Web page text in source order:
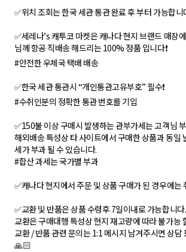
✅위치 조회는 한국 세관 통관 완료 후 부터 가능합니
✅세레나’s 캐투코 마켓은 캐나다 현지 브랜드 매장
님께 항공 직배송 해드리는 100% 정품 입니다❗
#안전한 우체국 택배 배송
✅한국 세관 통관시 “개인통관고유부호” 필수❗
#수취인분의 정확한 통관 번호를 기입
✅150불 이상 구매시 발생하는 관부가세는 고객님
해외배송 특성상 타 사이트에서 구매한 상품과 동일
세가 부과 될 수 있습니다.
#합산 과세는 국가별 부과
✅캐나다 현지에서 주문 및 상품 구매가 된 경우에는
✅교환 및 반품은 상품 수령후 7일이내로 가능합니다.
교환은 구매대행 특성상 현지 재고량에 따라 불가능
교환 / 반품 관련 문의는 1:1 메시지 남겨주시면 상담
🙏🏻